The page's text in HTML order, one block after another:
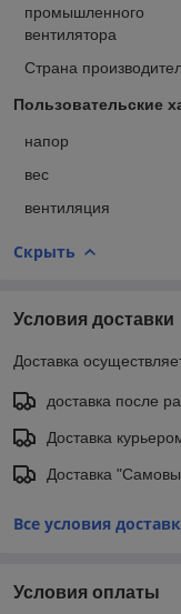
промышленного
вентилятора
Страна
Пользовательские
напор
вес
вентиляция
Скрыть
Условия доставки
Доставка
доставка после
Доставка
Доставка
Все условия
Условия оплаты